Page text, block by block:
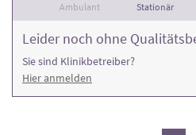
Ambulant Stationär
Leider noch ohne
Sie sind Klinikbetreiber?
Hier anmelden